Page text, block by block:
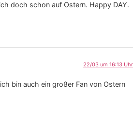
doch schon auf Ostern. Happy DAY.
22/03 um 16:13 Uhr
bin auch ein großer Fan von Ostern